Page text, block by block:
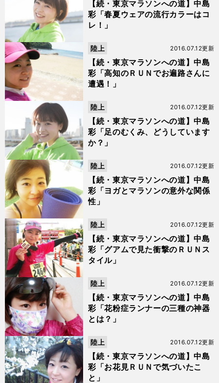
【続・東京マラソンへの道】中島
彩「春夏ウェアの流行カラーはコ
レ！」
【続・東京マラソンへの道】中島
彩「高知のＲＵＮでお遍路さんに
遭遇！」
2016.07.12更新
陸上
【続・東京マラソンへの道】中島
彩「足のむくみ、どうしています
か？」
2016.07.12更新
陸上
【続・東京マラソンへの道】中島
彩「ヨガとマラソンの意外な関係
性」
2016.07.12更新
陸上
【続・東京マラソンへの道】中島
彩「グアムで見た衝撃のＲＵＮス
タイル」
2016.07.12更新
陸上
【続・東京マラソンへの道】中島
彩「花粉症ランナーの三種の神器
とは？」
2016.07.12更新
陸上
【続・東京マラソンへの道】中島
彩「お花見ＲＵＮで気づいたこ
と」
2016.07.12更新
陸上